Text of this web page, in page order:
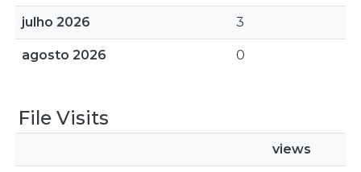
julho 2026 3
agosto 2026 0
File Visits
views